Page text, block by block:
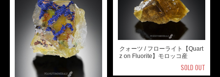
クォーツ / フローライト【Quart
z on Fluorite】モロッコ産
SOLD OUT